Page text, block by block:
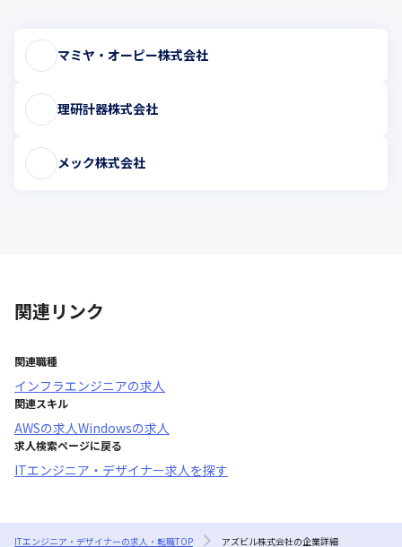
マミヤ・オーピー株式会社
理研計器株式会社
メック株式会社
関連リンク
関連職種
インフラエンジニアの求人
関連スキル
AWSの求人Windowsの求人
求人検索ページに戻る
ITエンジニア・デザイナー求人を探す
ITエンジニア・デザイナーの求人・転職TOP アズビル株式会社の企業詳細